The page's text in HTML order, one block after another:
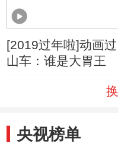
[2019过年啦]动画过
山车：谁是大胃王
央视榜单